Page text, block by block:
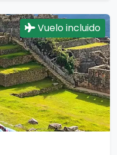
Vuelo incluido